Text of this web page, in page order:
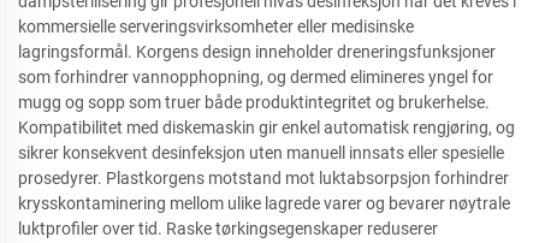
kommersielle serveringsvirksomheter eller medisinske
lagringsformål. Korgens design inneholder dreneringsfunksjoner
som forhindrer vannopphopning, og dermed elimineres yngel for
mugg og sopp som truer både produktintegritet og brukerhelse.
Kompatibilitet med diskemaskin gir enkel automatisk rengjøring, og
sikrer konsekvent desinfeksjon uten manuell innsats eller spesielle
prosedyrer. Plastkorgens motstand mot luktabsorpsjon forhindrer
krysskontaminering mellom ulike lagrede varer og bevarer nøytrale
luktprofiler over tid. Raske tørkingsegenskaper reduserer